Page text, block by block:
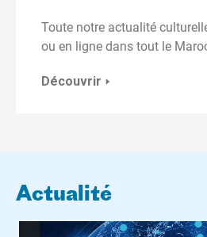
Toute notre actualité
ou en ligne dans tout le
Découvrir
Actualité